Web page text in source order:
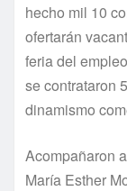
hecho mil 10
ofertarán
feria del
se contrataron
dinamismo
Acompañaron
Marí­a Esther